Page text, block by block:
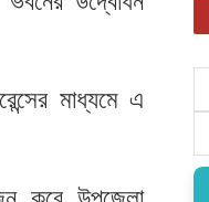
মাধ্যমে এ